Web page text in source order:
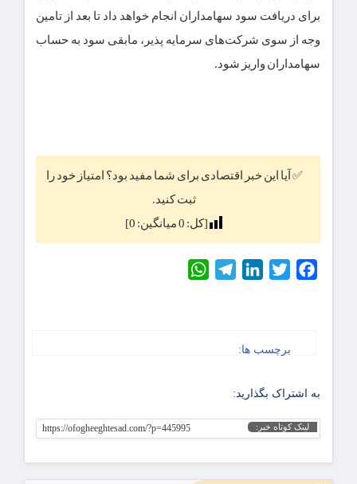
برای دریافت سود سهامداران انجام خواهد داد تا بعد از تامین
وجه از سوی شرکت‌های سرمایه پذیر، مابقی سود به حساب
سهامداران واریز شود.
✅ آیا این خبر اقتصادی برای شما مفید بود؟ امتیاز خود را
ثبت کنید.
[کل: 0میانگین: 0
]
Facebook
Twitter
LinkedIn
Telegram
برچسب ها:
به اشتراک بگذارید:
لینک کوتاه خبر: https://ofogheeghtesad.com/?p=445995